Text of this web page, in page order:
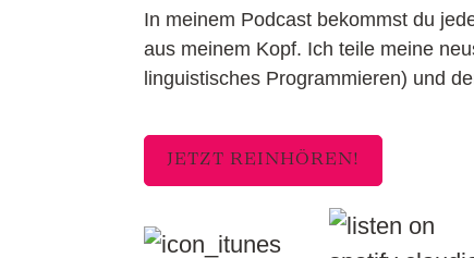
In meinem Podcast bekommst du
aus meinem Kopf. Ich teile meine
linguistisches Programmieren) und
JETZT REINHÖREN!